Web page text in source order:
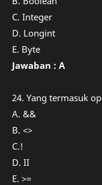
C. Integer
D. Longint
E. Byte
Jawaban : A
24. Yang termasuk
A. &&
B. <>
C.!
D. II
E. >=